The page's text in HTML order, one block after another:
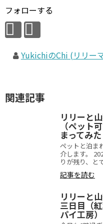
フォローする
YukichiのChi (リリー
関連記事
リリーと
（ペット
まってみ
ペットと泊ま
介します。
りが残り、と
記事を読む
リリーと
三日目（
パイ工房）